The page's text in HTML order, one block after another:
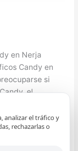
en Nerja
Candy en
si
el
falta gas al
cualquier
y el de
de la
analizar el tráfico y
rechazarlas o